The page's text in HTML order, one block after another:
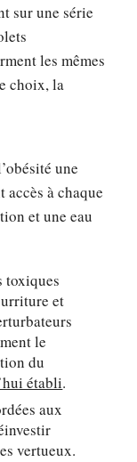
sur une série
les mêmes
choix, la
une
accès à chaque
et une eau
toxiques
et
le
du
établi.
aux
vertueux.